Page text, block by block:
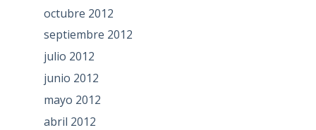
octubre 2012
septiembre 2012
julio 2012
junio 2012
mayo 2012
abril 2012